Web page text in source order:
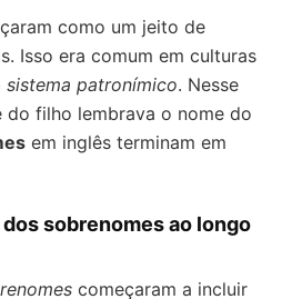
como um jeito de
Isso era comum em culturas
sistema patronímico. Nesse
do filho lembrava o nome do
em inglês terminam em
sobrenomes ao longo
começaram a incluir